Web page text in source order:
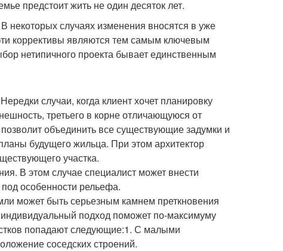
предстоит жить не один десяток лет.
некоторых случаях изменения вносятся в уже
коррективы являются тем самым ключевым
нетипичного проекта бывает единственным
случаи, когда клиент хочет планировку
третьего в корне отличающуюся от
объединить все существующие задумки и
будущего жильца. При этом архитектор
участка.
В этом случае специалист может внести
особенности рельефа.
может быть серьезным камнем преткновения
подход поможет по-максимуму
попадают следующие:1. С малыми
соседских строений.